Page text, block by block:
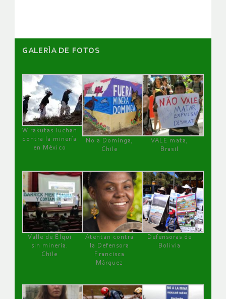
GALERÌA DE FOTOS
Wirakutas luchan
contra la minería
en México
No a Dominga,
Chile
VALE mata,
Brasil
Valle de Elqui
sin minería.
Chile
Atentan contra
la Defensora
Francisca
Márquez
Defensoras de
Bolivia